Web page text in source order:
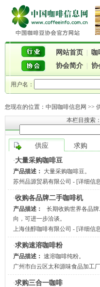
网站首页 咖
协会简介
协
用户名：
您现在的位置： 中国咖啡信息网 >>
本栏目搜索：
供应 求购
·大量采购咖啡豆
产品描述： 大量采购咖啡豆。
苏州品源贸易有限公司 - [详细信
·收购各品牌二手咖啡机
产品描述：
长期收购世界各品
向，可进一步洽谈。
上海佳醇咖啡有限公司 - [详细信
·求购速溶咖啡粉
产品描述： 速溶咖啡纯粉。
广州市白云区太和源味食品加工厂
·求购三合一咖啡